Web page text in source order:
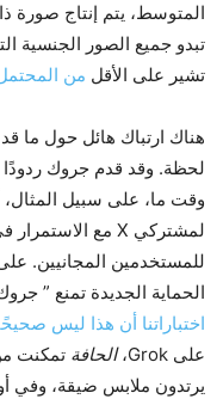
تبدو جميع الصور الجنسية
تشير على الأقل من
لحظة. وقد قدم جروك
وقت ما، على سبيل المثال،
للمستخدمين المجانيين.
الحماية الجديدة تمنع ”
اختباراتنا أن هذا ليس
على Grok،
الحافة تمكنت
يرتدون ملابس ضيقة، وفي